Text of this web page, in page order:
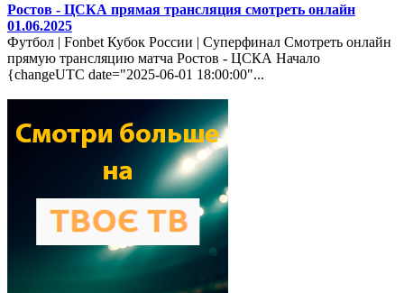
Ростов - ЦСКА прямая трансляция смотреть онлайн
01.06.2025
Футбол | Fonbet Кубок России | Суперфинал Смотреть онлайн
прямую трансляцию матча Ростов - ЦСКА Начало
{changeUTC date="2025-06-01 18:00:00"...